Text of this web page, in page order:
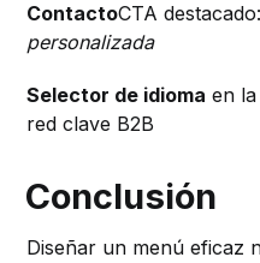
ContactoCTA destacado:
personalizada
Selector de idioma en
red clave B2B
Conclusión
Diseñar un menú eficaz